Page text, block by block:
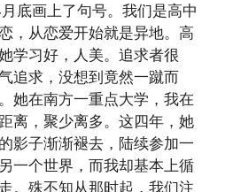
底画上了句号。我们是高中
，从恋爱开始就是异地。高
学习好，人美。追求者很
追求，没想到竟然一蹴而
她在南方一重点大学，我在
离，聚少离多。这四年，她
影子渐渐褪去，陆续参加一
一个世界，而我却基本上循
。殊不知从那时起，我们注